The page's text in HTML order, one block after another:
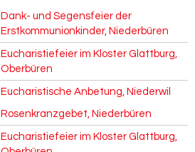
Dank- und Segensfeier der
Erstkommunionkinder, Niederbüren
Eucharistiefeier im Kloster Glattburg,
Oberbüren
Eucharistische Anbetung, Niederwil
Rosenkranzgebet, Niederbüren
Eucharistiefeier im Kloster Glattburg,